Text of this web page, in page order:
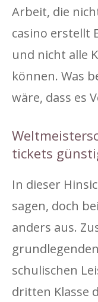
Arbeit, die
casino erstellt
und nicht alle
können. Was
wäre, dass es
tickets
In dieser
sagen, doch
anders aus.
schulischen
dritten Klasse